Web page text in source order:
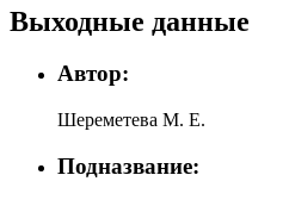
Выходные данные
Автор:
Шереметева М. Е.
Подназвание: